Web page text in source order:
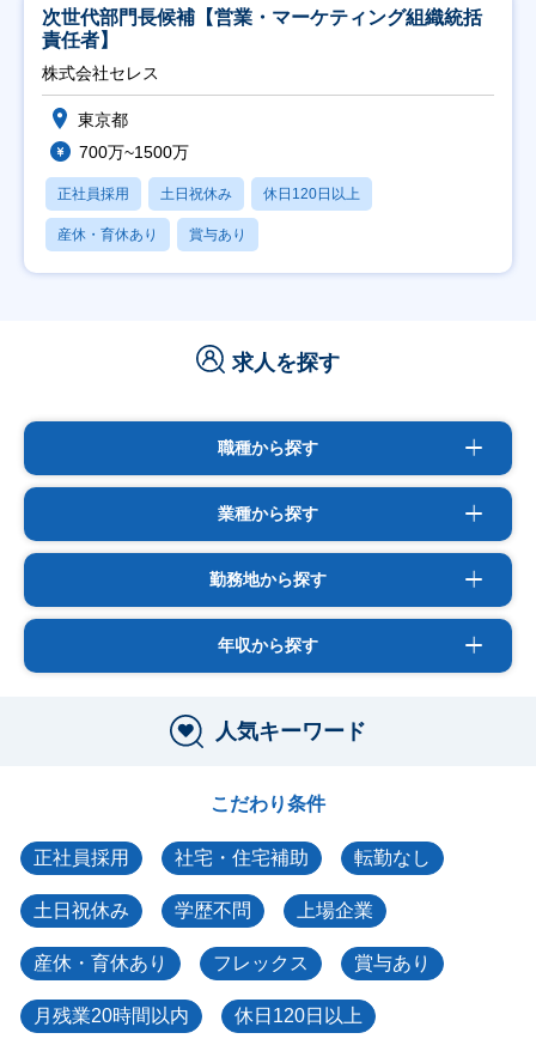
次世代部門長候補【営業・マーケティング組織統括
責任者】
株式会社セレス
東京都
700万~1500万
正社員採用 土日祝休み 休日120日以上
産休・育休あり 賞与あり
求人を探す
職種から探す
業種から探す
勤務地から探す
年収から探す
人気キーワード
こだわり条件
正社員採用 社宅・住宅補助 転勤なし
土日祝休み 学歴不問 上場企業
産休・育休あり フレックス 賞与あり
月残業20時間以内 休日120日以上